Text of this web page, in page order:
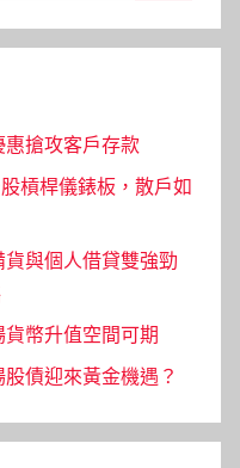
搶攻客戶存款
槓桿儀錶板，散戶如
與個人借貸雙強勁
幣升值空間可期
債迎來黃金機遇？